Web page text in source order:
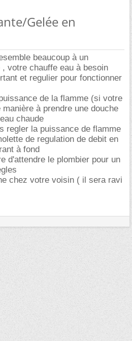
Gelée en
beaucoup à un
votre chauffe eau à besoin
et regulier pour fonctionner
de la flamme (si votre
à prendre une douche
chaude
regler la puissance de flamme
de regulation de debit en
à fond
d'attendre le plombier pour un
chez votre voisin ( il sera ravi